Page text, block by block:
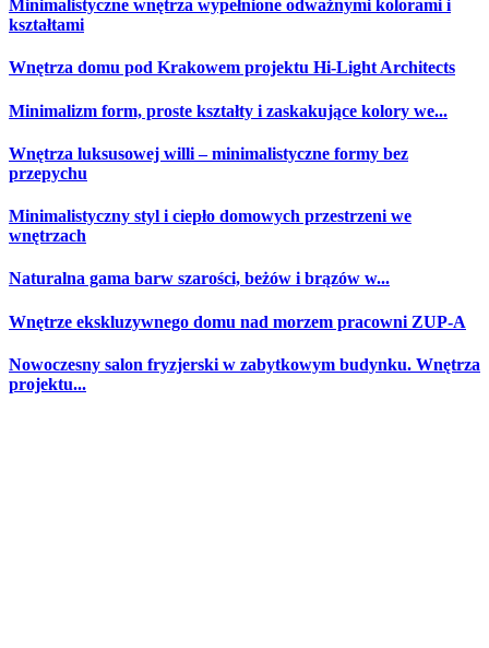
Minimalistyczne wnętrza wypełnione odważnymi kolorami i
kształtami
Wnętrza domu pod Krakowem projektu Hi-Light Architects
Minimalizm form, proste kształty i zaskakujące kolory we...
Wnętrza luksusowej willi – minimalistyczne formy bez
przepychu
Minimalistyczny styl i ciepło domowych przestrzeni we
wnętrzach
Naturalna gama barw szarości, beżów i brązów w...
Wnętrze ekskluzywnego domu nad morzem pracowni ZUP-A
Nowoczesny salon fryzjerski w zabytkowym budynku. Wnętrza
projektu...